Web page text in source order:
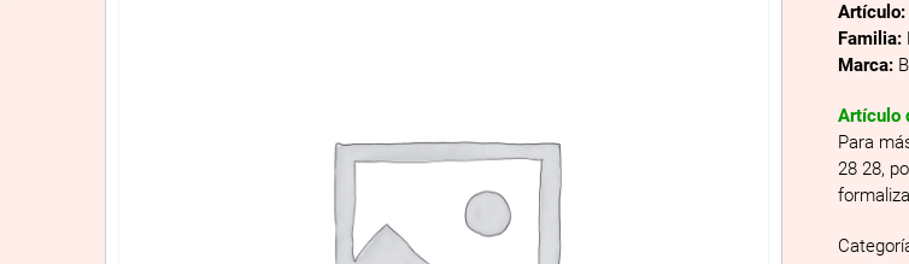
Familia:
Marca:
Artículo
Para
28 28,